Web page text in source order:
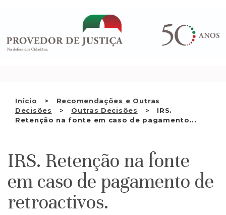
conteúdo
Início
Recomendações e Outras
Decisões
Outras Decisões
IRS.
Retenção na fonte em caso de pagamento...
QUEM SOMOS
ATIVIDADE
RELAÇÕES INTERNACIONAIS
APRESENTAR QUEIXA
IRS. Retenção na fonte
em caso de pagamento de
retroactivos.